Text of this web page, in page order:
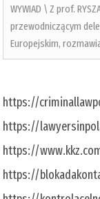
WYWIAD \ Z prof.
przewodniczącym
Europejskim, rozmawia
https://
https://
https://
https://